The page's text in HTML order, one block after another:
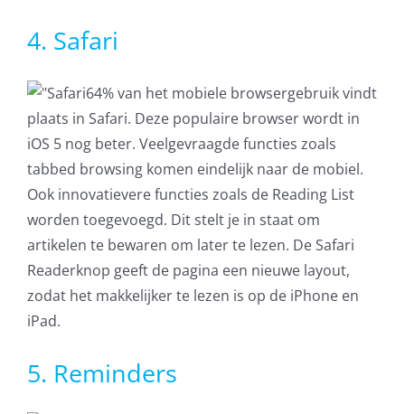
4. Safari
64% van het mobiele browsergebruik vindt
plaats in Safari. Deze populaire browser wordt in
iOS 5 nog beter. Veelgevraagde functies zoals
tabbed browsing komen eindelijk naar de mobiel.
Ook innovatievere functies zoals de Reading List
worden toegevoegd. Dit stelt je in staat om
artikelen te bewaren om later te lezen. De Safari
Readerknop geeft de pagina een nieuwe layout,
zodat het makkelijker te lezen is op de iPhone en
iPad.
5. Reminders